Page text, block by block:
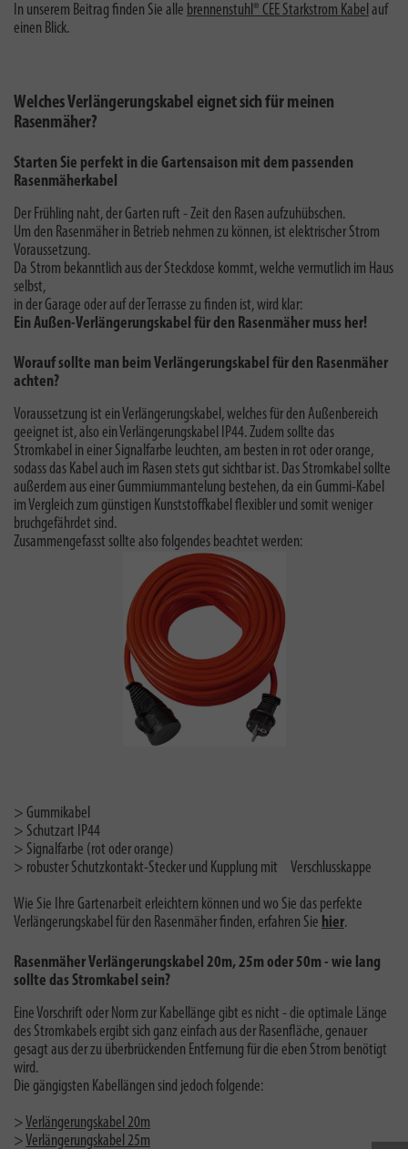
In unserem Beitrag finden Sie alle brennenstuhl® CEE Starkstrom Kabel auf
einen Blick.
Welches Verlängerungskabel eignet sich für meinen
Rasenmäher?
Starten Sie perfekt in die Gartensaison mit dem passenden
Rasenmäherkabel
Der Frühling naht, der Garten ruft - Zeit den Rasen aufzuhübschen.
Um den Rasenmäher in Betrieb nehmen zu können, ist elektrischer Strom
Voraussetzung.
Da Strom bekanntlich aus der Steckdose kommt, welche vermutlich im Haus
selbst,
in der Garage oder auf der Terrasse zu finden ist, wird klar:
Ein Außen-Verlängerungskabel für den Rasenmäher muss her!
Worauf sollte man beim Verlängerungskabel für den Rasenmäher
achten?
Voraussetzung ist ein Verlängerungskabel, welches für den Außenbereich
geeignet ist, also ein Verlängerungskabel IP44. Zudem sollte das
Stromkabel in einer Signalfarbe leuchten, am besten in rot oder orange,
sodass das Kabel auch im Rasen stets gut sichtbar ist. Das Stromkabel sollte
außerdem aus einer Gummiummantelung bestehen, da ein Gummi-Kabel
im Vergleich zum günstigen Kunststoffkabel flexibler und somit weniger
bruchgefährdet sind.
Zusammengefasst sollte also folgendes beachtet werden:
> Gummikabel
> Schutzart IP44
> Signalfarbe (rot oder orange)
> robuster Schutzkontakt-Stecker und Kupplung mit Verschlusskappe
Wie Sie Ihre Gartenarbeit erleichtern können und wo Sie das perfekte
Verlängerungskabel für den Rasenmäher finden, erfahren Sie hier.
Rasenmäher Verlängerungskabel 20m, 25m oder 50m - wie lang
sollte das Stromkabel sein?
Eine Vorschrift oder Norm zur Kabellänge gibt es nicht - die optimale Länge
des Stromkabels ergibt sich ganz einfach aus der Rasenfläche, genauer
gesagt aus der zu überbrückenden Entfernung für die eben Strom benötigt
wird.
Die gängigsten Kabellängen sind jedoch folgende:
>Verlängerungskabel 20m
>Verlängerungskabel 25m